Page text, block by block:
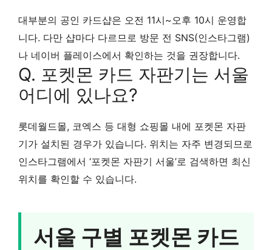
대부분의 공인 카드샵은 오전 11시~오후 10시 운영합
니다. 다만 샵마다 다르므로 방문 전 SNS(인스타그램)
나 네이버 플레이스에서 확인하는 것을 권장합니다.
Q. 포켓몬 카드 자판기는 서울
어디에 있나요?
롯데월드몰, 코엑스 등 대형 쇼핑몰 내에 포켓몬 자판
기가 설치된 경우가 있습니다. 위치는 자주 변경되므로
인스타그램에서 ‘포켓몬 자판기 서울’로 검색하면 최신
위치를 확인할 수 있습니다.
서울 구별 포켓몬 카드